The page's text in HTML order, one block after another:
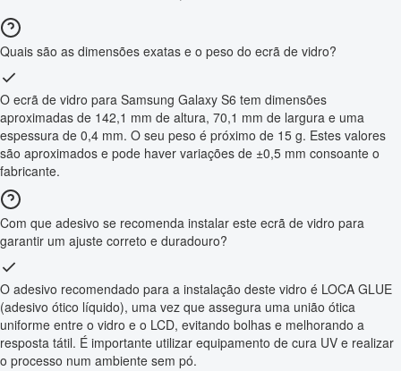
Quais são as dimensões exatas e o peso do ecrã de vidro?
O ecrã de vidro para Samsung Galaxy S6 tem dimensões
aproximadas de 142,1 mm de altura, 70,1 mm de largura e uma
espessura de 0,4 mm. O seu peso é próximo de 15 g. Estes valores
são aproximados e pode haver variações de ±0,5 mm consoante o
fabricante.
Com que adesivo se recomenda instalar este ecrã de vidro para
garantir um ajuste correto e duradouro?
O adesivo recomendado para a instalação deste vidro é LOCA GLUE
(adesivo ótico líquido), uma vez que assegura uma união ótica
uniforme entre o vidro e o LCD, evitando bolhas e melhorando a
resposta tátil. É importante utilizar equipamento de cura UV e realizar
o processo num ambiente sem pó.